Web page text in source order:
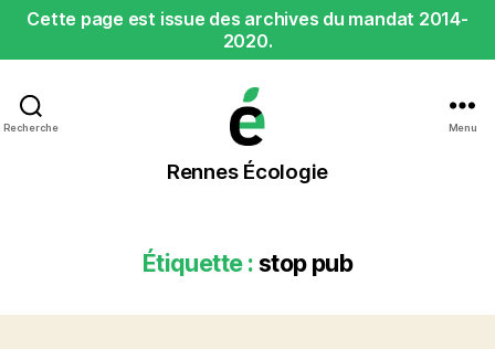
Cette page est issue des archives du mandat 2014-
2020.
Recherche
Rennes
Écologie
Rennes Écologie
Menu
Étiquette :stop pub